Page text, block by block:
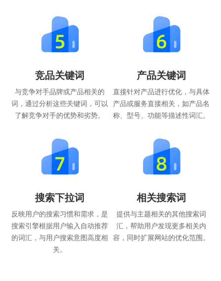
竞品关键词
与竞争对手品牌或产品相关的
词，通过分析这些关键词，可以
了解竞争对手的优势和劣势。
产品关键词
直接针对产品进行优化，与具体
产品或服务直接相关，如产品名
称、型号、功能等描述性词汇。
搜索下拉词
反映用户的搜索习惯和需求，是
搜索引擎根据用户输入自动推荐
的词汇，与用户搜索意图高度相
关。
相关搜索词
提供与主题相关的其他搜索词
汇，帮助用户发现更多相关内
容，同时扩展网站的优化范围。